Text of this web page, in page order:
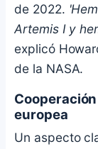
de 2022.
Artemis I y
explicó
de la NASA.
europea
Un aspecto